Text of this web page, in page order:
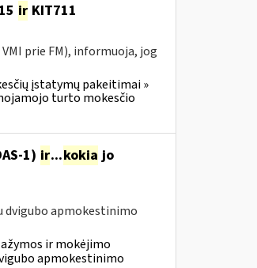
irKIT711
prie FM), informuoja, jog
įstatymų pakeitimai »
turto mokesčio
1) ir...kokia jo
dvigubo apmokestinimo
ir mokėjimo
apmokestinimo